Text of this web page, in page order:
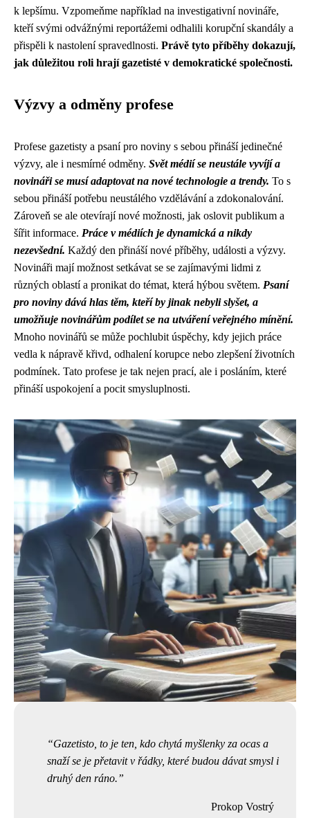
k lepšímu. Vzpomeňme například na investigativní novináře,
kteří svými odvážnými reportážemi odhalili korupční skandály a
přispěli k nastolení spravedlnosti. Právě tyto příběhy dokazují,
jak důležitou roli hrají gazetisté v demokratické společnosti.
Výzvy a odměny profese
Profese gazetisty a psaní pro noviny s sebou přináší jedinečné
výzvy, ale i nesmírné odměny. Svět médií se neustále vyvíjí a
novináři se musí adaptovat na nové technologie a trendy. To s
sebou přináší potřebu neustálého vzdělávání a zdokonalování.
Zároveň se ale otevírají nové možnosti, jak oslovit publikum a
šířit informace. Práce v médiích je dynamická a nikdy
nezevšední. Každý den přináší nové příběhy, události a výzvy.
Novináři mají možnost setkávat se se zajímavými lidmi z
různých oblastí a pronikat do témat, která hýbou světem. Psaní
pro noviny dává hlas těm, kteří by jinak nebyli slyšet, a
umožňuje novinářům podílet se na utváření veřejného mínění.
Mnoho novinářů se může pochlubit úspěchy, kdy jejich práce
vedla k nápravě křivd, odhalení korupce nebo zlepšení životních
podmínek. Tato profese je tak nejen prací, ale i posláním, které
přináší uspokojení a pocit smysluplnosti.
Gazetisto, to je ten, kdo chytá myšlenky za ocas a
snaží se je přetavit v řádky, které budou dávat smysl i
druhý den ráno.
Prokop Vostrý